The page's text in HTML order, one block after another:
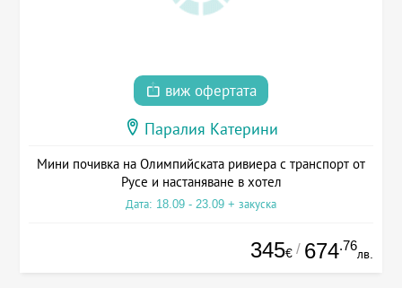
виж офертата
Паралия Катерини
Мини почивка на Олимпийската ривиера с транспорт от
Русе и настаняване в хотел
Дата: 18.09 - 23.09 + закуска
345€ / 674.76
лв.